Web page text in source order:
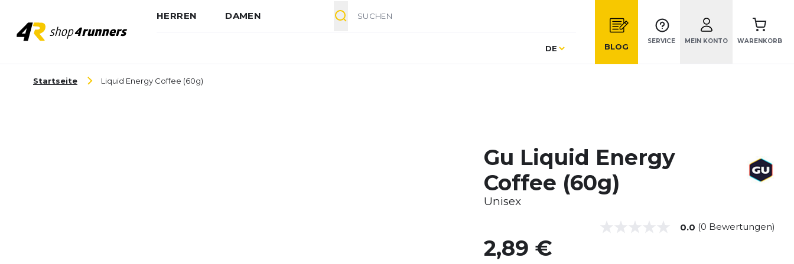
HERREN DAMEN
Sprache
DE BLOG
SERVICE MEIN KONTO WARENKORB
Startseite Liquid Energy Coffee (60g)
Gu Liquid Energy
Coffee (60g)
Unisex
0.0 (0 Bewertungen)
2,89 €